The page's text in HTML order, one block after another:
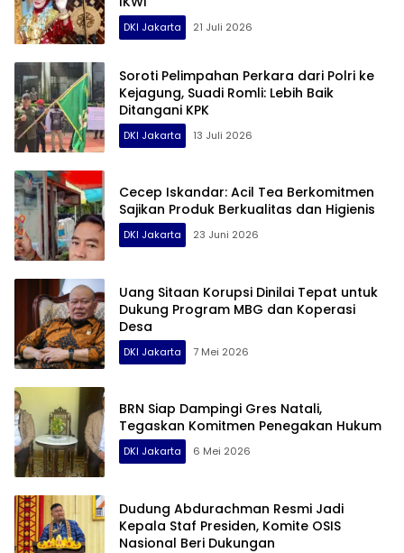
DKI Jakarta 21 Juli 2026
Soroti Pelimpahan Perkara dari Polri ke
Kejagung, Suadi Romli: Lebih Baik
Ditangani KPK
DKI Jakarta 13 Juli 2026
Cecep Iskandar: Acil Tea Berkomitmen
Sajikan Produk Berkualitas dan Higienis
DKI Jakarta 23 Juni 2026
Uang Sitaan Korupsi Dinilai Tepat untuk
Dukung Program MBG dan Koperasi
Desa
DKI Jakarta 7 Mei 2026
BRN Siap Dampingi Gres Natali,
Tegaskan Komitmen Penegakan Hukum
DKI Jakarta 6 Mei 2026
Dudung Abdurachman Resmi Jadi
Kepala Staf Presiden, Komite OSIS
Nasional Beri Dukungan